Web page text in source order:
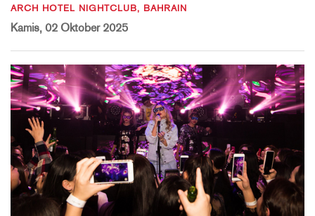
ARCH HOTEL NIGHTCLUB, BAHRAIN
Kamis, 02 Oktober 2025